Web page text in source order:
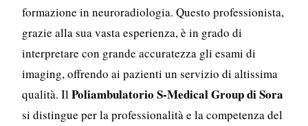
formazione in neuroradiologia. Questo professionista,
grazie alla sua vasta esperienza, è in grado di
interpretare con grande accuratezza gli esami di
imaging, offrendo ai pazienti un servizio di altissima
qualità. IlPoliambulatorio S-Medical Group di Sora
si distingue per la professionalità e la competenza del